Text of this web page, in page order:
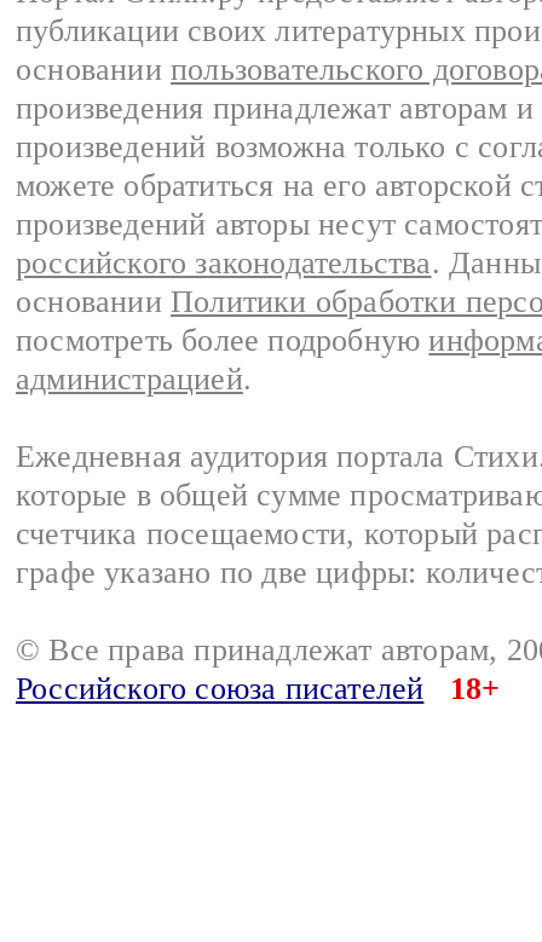
публикации своих литературных
основании пользовательского
произведения принадлежат авторам
произведений возможна только с
можете обратиться на его авторской
произведений авторы несут
российского законодательства.
основании Политики обработки
посмотреть более подробную
администрацией.
Ежедневная аудитория портала
которые в общей сумме
счетчика посещаемости, который
графе указано по две цифры:
© Все права принадлежат авторам,
Российского союза писателей
18+